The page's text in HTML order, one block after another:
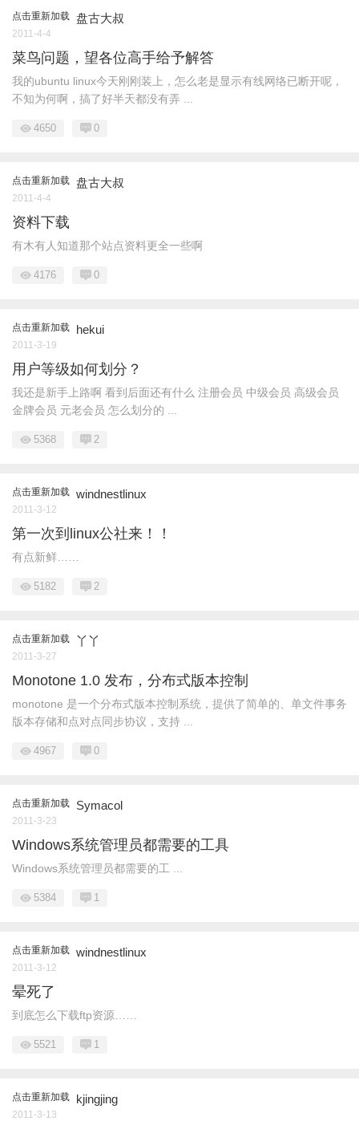
点击重新加载 盘古大叔
2011-4-4
菜鸟问题，望各位高手给予解答
我的ubuntu linux今天刚刚装上，怎么老是显示有线网络已断开呢，
不知为何啊，搞了好半天都没有弄 ...
4650 0
点击重新加载 盘古大叔
2011-4-4
资料下载
有木有人知道那个站点资料更全一些啊
4176 0
点击重新加载 hekui
2011-3-19
用户等级如何划分？
我还是新手上路啊 看到后面还有什么 注册会员 中级会员 高级会员
金牌会员 元老会员 怎么划分的 ...
5368 2
点击重新加载 windnestlinux
2011-3-12
第一次到linux公社来！！
有点新鲜……
5182 2
点击重新加载 丫丫
2011-3-27
Monotone 1.0 发布，分布式版本控制
monotone 是一个分布式版本控制系统，提供了简单的、单文件事务
版本存储和点对点同步协议，支持 ...
4967 0
点击重新加载 Symacol
2011-3-23
Windows系统管理员都需要的工具
Windows系统管理员都需要的工 ...
5384 1
点击重新加载 windnestlinux
2011-3-12
晕死了
到底怎么下载ftp资源……
5521 1
点击重新加载 kjingjing
2011-3-13